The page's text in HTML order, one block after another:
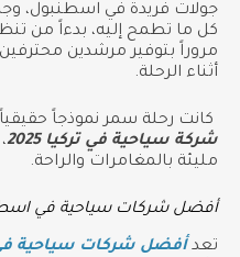
جولات فريدة في اسطنبول،
كل ما تطمح إليه، بدءاً من
مروراً بتوفير مرشدين
أثناء الرحلة.
كانت رحلة سمر نموذجاً
شركة سياحية في تركيا 2025
مليئة بالمغامرات والراحة.
أفضل شركات سياحية في
تعدأفضل شركات سياحية